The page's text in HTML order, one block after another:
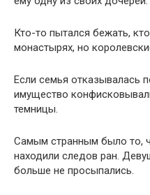
Кто-то пытался бежать,
монастырях, но
Если семья отказывалась
имущество
темницы.
Самым странным было то,
находили следов ран.
больше не просыпались.